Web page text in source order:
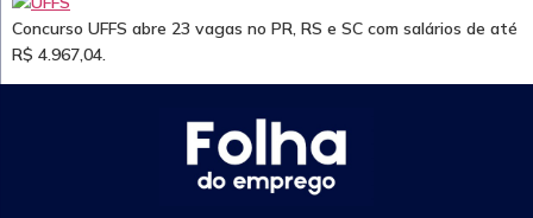
Concurso UFFS abre 23 vagas no PR, RS e SC com salários de até
R$ 4.967,04.